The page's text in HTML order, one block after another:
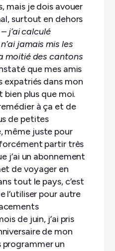
mais je dois avouer
surtout en dehors
j’ai calculé
jamais mis les
moitié des cantons
que mes amis
expatriés dans mon
bien plus que moi.
à ça et de
de petites
même juste pour
partir très
j’ai un abonnement
de voyager en
tout le pays, c’est
l’utiliser pour autre
de juin, j’ai pris
de mon
programmer un